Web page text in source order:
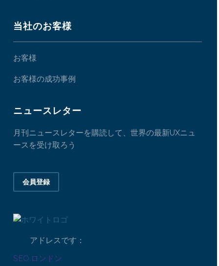
当社のお客様
お客様
お客様の成功事例
ニュースレター
月刊ニュースレターを購読して、世界の最新UXニュ
ースを受け取ろう
会員登録
アドレスです：
SEO.ロンドン